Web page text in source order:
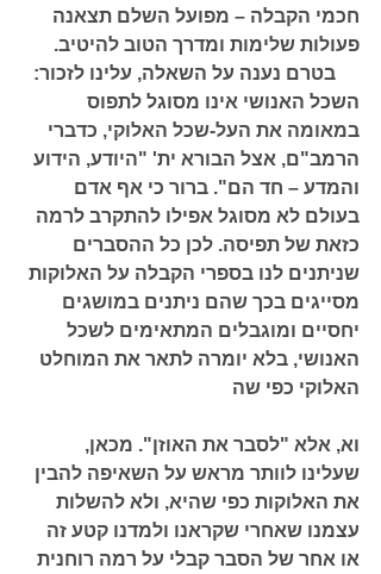
חכמי הקבלה – מפועל השלם תצאנה
פעולות שלימות ומדרך הטוב להיטיב.
     בטרם נענה על השאלה, עלינו לזכור:
השכל האנושי אינו מסוגל לתפוס
במאומה את העל-שכל האלוקי, כדברי
הרמב"ם, אצל הבורא ית' "היודע, הידוע
והמדע – חד הם". ברור כי אף אדם
בעולם לא מסוגל אפילו להתקרב לרמה
כזאת של תפיסה. לכן כל ההסברים
שניתנים לנו בספרי הקבלה על האלוקות
מסייגים בכך שהם ניתנים במושגים
יחסיים ומוגבלים המתאימים לשכל
האנושי, בלא יומרה לתאר את המוחלט
האלוקי כפי שה
וא, אלא "לסבר את האוזן". מכאן,
שעלינו לוותר מראש על השאיפה להבין
את האלוקות כפי שהיא, ולא להשלות
עצמנו שאחרי שקראנו ולמדנו קטע זה
או אחר של הסבר קבלי על רמה רוחנית